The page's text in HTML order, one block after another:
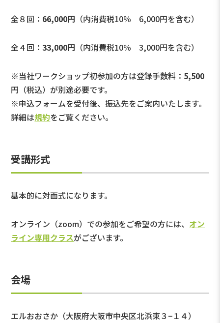
全８回： 66,000円 （内消費税10％ 6,000円を含む）
全４回：33,000円 （内消費税10％ 3,000円を含む）
※当社ワークショップ初参加の方は登録手数料： 5,500
円（税込）が別途必要です。
※申込フォームを受付後、振込先をご案内いたします。
詳細は規約をご覧ください。
受講形式
基本的に対面式になります。
オンライン（zoom）での参加をご希望の方には、 オン
ライン専用クラスがございます。
会場
エルおおさか（大阪府大阪市中央区北浜東３−１４）